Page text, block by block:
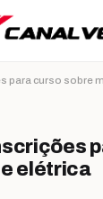
para curso sobre
elétrica